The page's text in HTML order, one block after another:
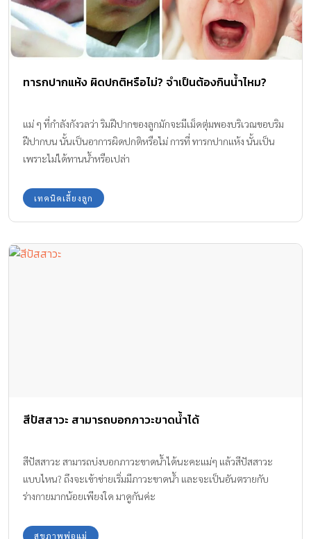
ทารกปากแห้ง ผิดปกติหรือไม่? จำเป็นต้องกินน้ำไหม?
แม่ ๆ ที่กำลังกังวลว่า ริมฝีปากของลูกมักจะมีเม็ดตุ่มพองบริเวณขอบริม
ฝีปากบน นั้นเป็นอาการผิดปกติหรือไม่ การที่ ทารกปากแห้ง นั้นเป็น
เพราะไม่ได้ทานน้ำหรือเปล่า
เทคนิคเลี้ยงลูก
สีปัสสาวะ สามารถบอกภาวะขาดน้ำได้
สีปัสสาวะ สามารถบ่งบอกภาวะขาดน้ำได้นะคะแม่ๆ แล้วสีปัสสาวะ
แบบไหน? ถึงจะเข้าข่ายเริ่มมีภาวะขาดน้ำ และจะเป็นอันตรายกับ
ร่างกายมากน้อยเพียงใด มาดูกันค่ะ
สุขภาพพ่อแม่